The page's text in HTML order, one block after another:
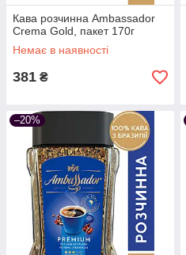
Кава розчинна Ambassador
Crema Gold, пакет 170г
Немає в наявності
381 ₴
–20%